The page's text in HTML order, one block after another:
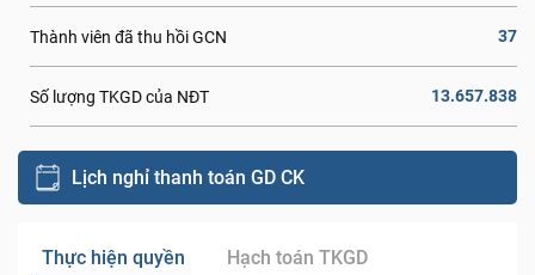
Thành viên đã thu hồi GCN 37
Số lượng TKGD của NĐT 13.657.838
Lịch nghỉ thanh toán GD CK
Thực hiện quyền Hạch toán TKGD